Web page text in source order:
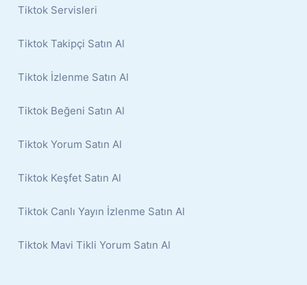
Tiktok Servisleri
Tiktok Takipçi Satın Al
Tiktok İzlenme Satın Al
Tiktok Beğeni Satın Al
Tiktok Yorum Satın Al
Tiktok Keşfet Satın Al
Tiktok Canlı Yayın İzlenme Satın Al
Tiktok Mavi Tikli Yorum Satın Al